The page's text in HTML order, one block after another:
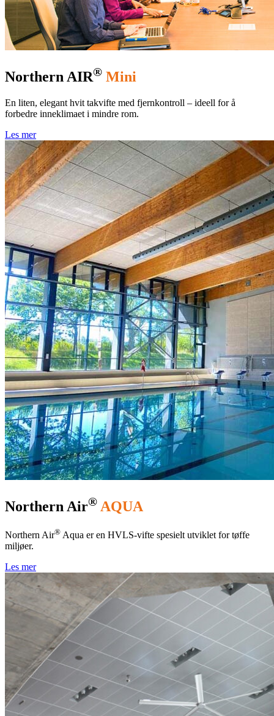
Northern AIR® Mini
En liten, elegant hvit takvifte med fjernkontroll – ideell for å
forbedre inneklimaet i mindre rom.
Les mer
Northern Air® AQUA
Northern Air® Aqua er en HVLS-vifte spesielt utviklet for tøffe
miljøer.
Les mer